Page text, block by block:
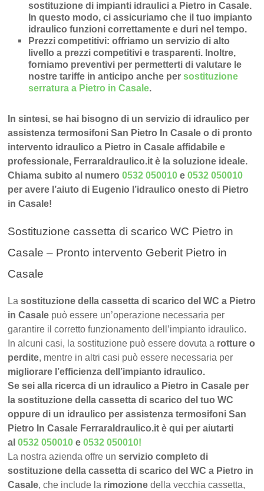
sostituzione di impianti idraulici a Pietro in Casale.
In questo modo, ci assicuriamo che il tuo impianto
idraulico funzioni correttamente e duri nel tempo.
Prezzi competitivi: offriamo unservizio di alto
livello a prezzi competitivi e trasparenti. Inoltre,
forniamo preventivi per permetterti di valutare le
nostre tariffe in anticipo anche persostituzione
serratura a Pietro in Casale.
In sintesi, se hai bisogno di un servizio di idraulico per
assistenza termosifoni San Pietro In Casale o di pronto
intervento idraulico a Pietro in Casale affidabile e
professionale, FerraraIdraulico.it è la soluzione ideale.
Chiama subito al numero0532 050010 e0532 050010
per avere l’aiuto di Eugenio l’idraulico onesto di Pietro
in Casale!
Sostituzione cassetta di scarico WC Pietro in
Casale – Pronto intervento Geberit Pietro in
Casale
Lasostituzione della cassetta di scarico del WC a Pietro
in Casale può essere un’operazione necessaria per
garantire il corretto funzionamento dell’impianto idraulico.
In alcuni casi, la sostituzione può essere dovuta a rotture o
perdite, mentre in altri casi può essere necessaria per
migliorare l’efficienza dell’impianto idraulico.
Se sei alla ricerca di un idraulico a Pietro in Casale per
la sostituzione della cassetta di scarico del tuo WC
oppure di un idraulico per assistenza termosifoni San
Pietro In Casale FerraraIdraulico.it è qui per aiutarti
al0532 050010 e0532 050010!
La nostra azienda offre unservizio completo di
sostituzione della cassetta di scarico del WC a Pietro in
Casale, che include la rimozione della vecchia cassetta,